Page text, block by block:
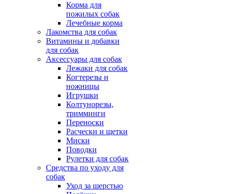
Корма для
пожилых собак
Лечебные корма
Лакомства для собак
Витамины и добавки
для собак
Аксессуары для собак
Лежаки для собак
Когтерезы и
ножницы
Игрушки
Колтунорезы,
тримминги
Переноски
Расчески и щетки
Миски
Поводки
Рулетки для собак
Средства по уходу для
собак
Уход за шерстью